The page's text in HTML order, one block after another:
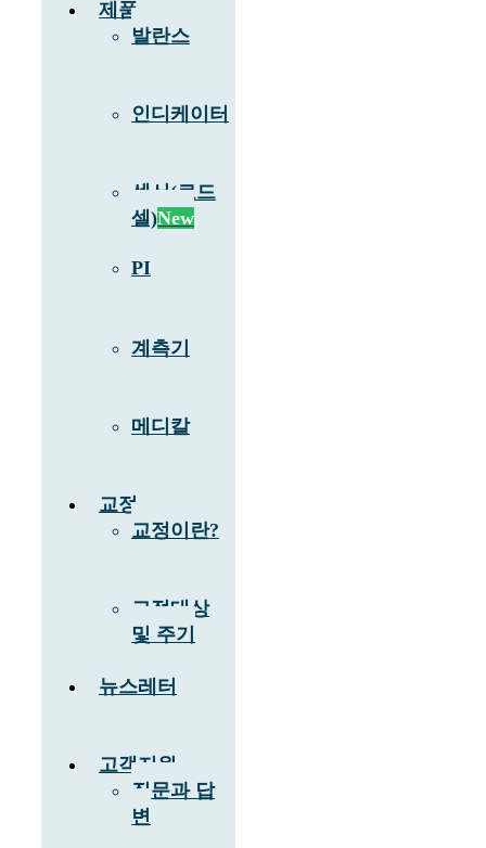
제품
발란스
인디케이터
센서(로드
셀)New
PI
계측기
메디칼
교정
교정이란?
교정대상
및 주기
뉴스레터
고객지원
질문과 답
변